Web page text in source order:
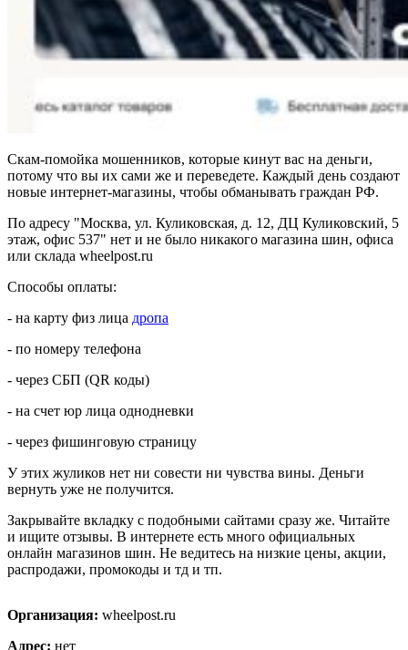
Скам-помойка мошенников, которые кинут вас на деньги,
потому что вы их сами же и переведете. Каждый день создают
новые интернет-магазины, чтобы обманывать граждан РФ.
По адресу "Москва, ул. Куликовская, д. 12, ДЦ Куликовский, 5
этаж, офис 537" нет и не было никакого магазина шин, офиса
или склада wheelpost.ru
Способы оплаты:
- на карту физ лица дропа
- по номеру телефона
- через СБП (QR коды)
- на счет юр лица однодневки
- через фишинговую страницу
У этих жуликов нет ни совести ни чувства вины. Деньги
вернуть уже не получится.
Закрывайте вкладку с подобными сайтами сразу же. Читайте
и ищите отзывы. В интернете есть много официальных
онлайн магазинов шин. Не ведитесь на низкие цены, акции,
распродажи, промокоды и тд и тп.
Организация: wheelpost.ru
Адрес: нет